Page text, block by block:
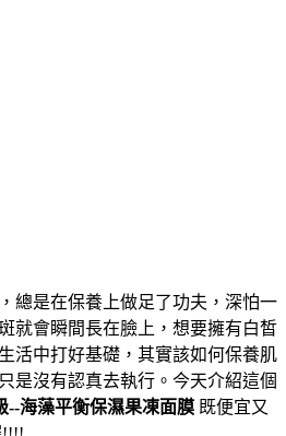
總是在保養上做足了功夫，深怕一
就會瞬間長在臉上，想要擁有白皙
活中打好基礎，其實該如何保養肌
是沒有認真去執行。今天介紹這個
--海藻平衡保濕果凍面膜 既便宜又